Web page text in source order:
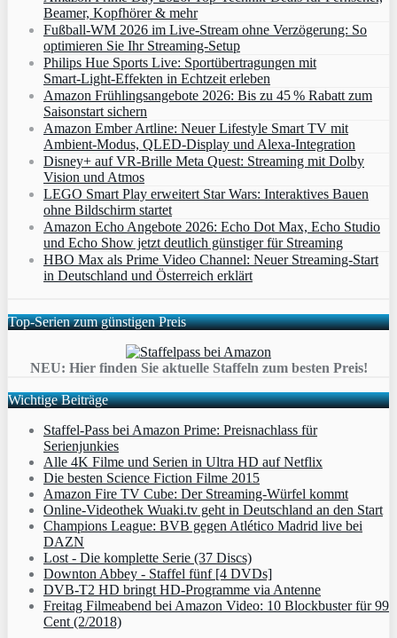
Beamer, Kopfhörer & mehr
Fußball-WM 2026 im Live-Stream ohne Verzögerung: So
optimieren Sie Ihr Streaming-Setup
Philips Hue Sports Live: Sportübertragungen mit
Smart‑Light‑Effekten in Echtzeit erleben
Amazon Frühlingsangebote 2026: Bis zu 45 % Rabatt zum
Saisonstart sichern
Amazon Ember Artline: Neuer Lifestyle Smart TV mit
Ambient‑Modus, QLED‑Display und Alexa‑Integration
Disney+ auf VR-Brille Meta Quest: Streaming mit Dolby
Vision und Atmos
LEGO Smart Play erweitert Star Wars: Interaktives Bauen
ohne Bildschirm startet
Amazon Echo Angebote 2026: Echo Dot Max, Echo Studio
und Echo Show jetzt deutlich günstiger für Streaming
HBO Max als Prime Video Channel: Neuer Streaming‑Start
in Deutschland und Österreich erklärt
Top-Serien zum günstigen Preis
NEU: Hier finden Sie aktuelle Staffeln zum besten Preis!
Wichtige Beiträge
Staffel-Pass bei Amazon Prime: Preisnachlass für
Serienjunkies
Alle 4K Filme und Serien in Ultra HD auf Netflix
Die besten Science Fiction Filme 2015
Amazon Fire TV Cube: Der Streaming-Würfel kommt
Online-Videothek Wuaki.tv geht in Deutschland an den Start
Champions League: BVB gegen Atlético Madrid live bei
DAZN
Lost - Die komplette Serie (37 Discs)
Downton Abbey - Staffel fünf [4 DVDs]
DVB-T2 HD bringt HD-Programme via Antenne
Freitag Filmeabend bei Amazon Video: 10 Blockbuster für 99
Cent (2/2018)